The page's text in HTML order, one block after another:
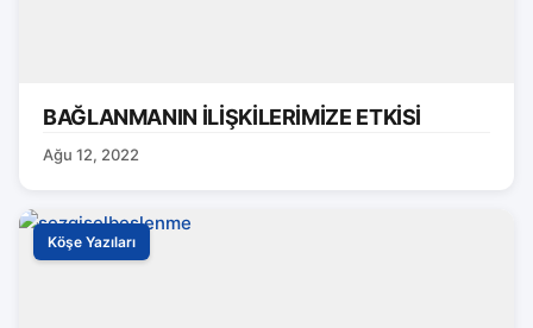
BAĞLANMANIN İLİŞKİLERİMİZE ETKİSİ
Ağu 12, 2022
Köşe Yazıları